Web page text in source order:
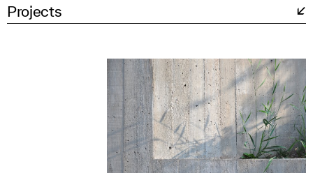
Projects